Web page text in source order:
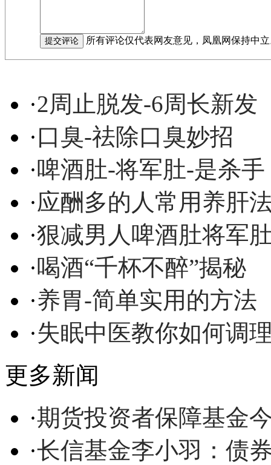
所有评论仅代表网友意见，凤凰网保持中
·2周止脱发-6周长新发
·口臭-祛除口臭妙招
·啤酒肚-将军肚-是杀手
·应酬多的人常用养肝
·狠减男人啤酒肚将军
·喝酒“千杯不醉”揭秘
·养胃-简单实用的方法
·失眠中医教你如何调
更多新闻
·期货投资者保障基金
·长信基金李小羽：债